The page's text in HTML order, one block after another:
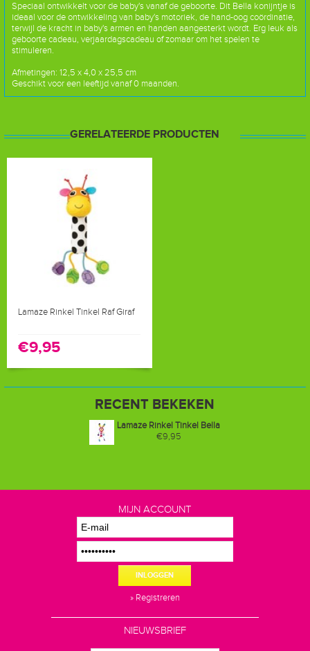
Speciaal ontwikkelt voor de baby's vanaf de geboorte. Dit Bella konijntje is
ideaal voor de ontwikkeling van baby's motoriek, de hand-oog coördinatie,
terwijl de kracht in baby's armen en handen aangesterkt wordt. Erg leuk als
geboorte cadeau, verjaardagscadeau of zomaar om het spelen te
stimuleren.
Afmetingen: 12,5 x 4,0 x 25,5 cm
Geschikt voor een leeftijd vanaf 0 maanden.
GERELATEERDE PRODUCTEN
Lamaze Rinkel Tinkel Raf Giraf
€9,95
RECENT BEKEKEN
Lamaze Rinkel Tinkel Bella
€9,95
MIJN ACCOUNT
INLOGGEN
» Registreren
NIEUWSBRIEF